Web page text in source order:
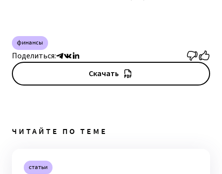
финансы
Поделиться:
Скачать
ЧИТАЙТЕ ПО ТЕМЕ
статьи